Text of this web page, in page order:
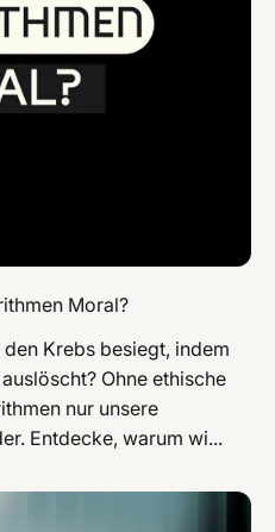
Moral?
Krebs besiegt, indem
Ohne ethische
nur unsere
Entdecke, warum wi...